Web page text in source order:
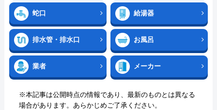
蛇口 給湯器
排水管・排水口 お風呂
業者 メーカー
※本記事は公開時点の情報であり、最新のものとは異なる
場合があります。あらかじめご了承ください。